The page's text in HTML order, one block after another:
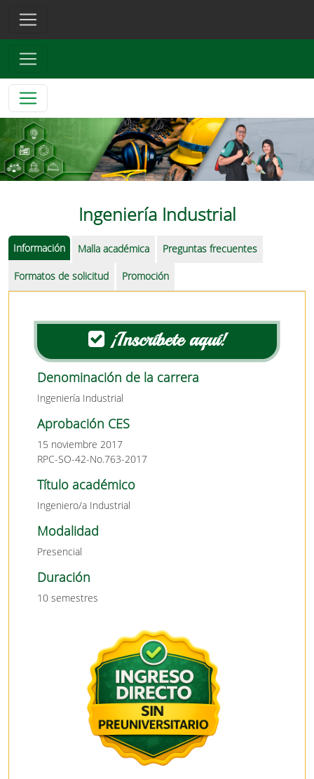
Ingeniería Industrial
Información Malla académica Preguntas frecuentes
Formatos de solicitud Promoción
¡Inscríbete aquí!
Denominación de la carrera
Ingeniería Industrial
Aprobación CES
15 noviembre 2017
RPC-SO-42-No.763-2017
Título académico
Ingeniero/a Industrial
Modalidad
Presencial
Duración
10 semestres